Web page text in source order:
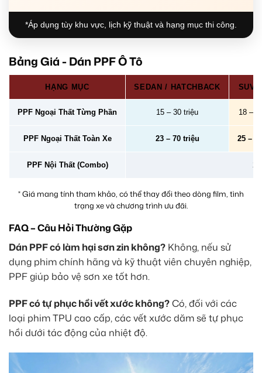
*Áp dụng tùy khu vực, lịch kỹ thuật và hạng mục thi công.
Bảng Giá - Dán PPF Ô Tô
HẠNG MỤC SEDAN / HATCHBACK SUV
PPF Ngoại Thất Từng Phần 15 – 30 triệu 18 –
PPF Ngoại Thất Toàn Xe 23 – 70 triệu 25 –
PPF Nội Thất (Combo)
* Giá mang tính tham khảo, có thể thay đổi theo dòng film, tình
trạng xe và chương trình ưu đãi.
FAQ – Câu Hỏi Thường Gặp
Dán PPF có làm hại sơn zin không? Không, nếu sử
dụng phim chính hãng và kỹ thuật viên chuyên nghiệp,
PPF giúp bảo vệ sơn xe tốt hơn.
PPF có tự phục hồi vết xước không?Có, đối với các
loại phim TPU cao cấp, các vết xước dăm sẽ tự phục
hồi dưới tác động của nhiệt độ.